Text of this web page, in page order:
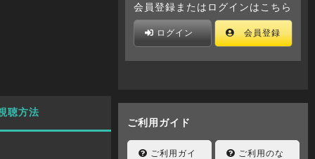
会員登録またはログインはこちら
ログイン 会員登録
聴方法
ご利用ガイド
ご利用ガイ
ご利用のな